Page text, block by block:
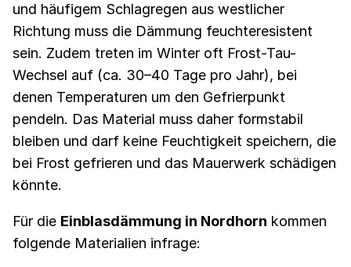
und häufigem Schlagregen aus westlicher
Richtung muss die Dämmung feuchteresistent
sein. Zudem treten im Winter oft Frost-Tau-
Wechsel auf (ca. 30–40 Tage pro Jahr), bei
denen Temperaturen um den Gefrierpunkt
pendeln. Das Material muss daher formstabil
bleiben und darf keine Feuchtigkeit speichern, die
bei Frost gefrieren und das Mauerwerk schädigen
könnte.
Für die Einblasdämmung in Nordhorn kommen
folgende Materialien infrage: